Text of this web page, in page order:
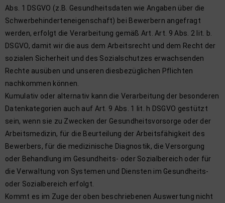
Abs. 1 DSGVO (z.B. Gesundheitsdaten wie Angaben über die
Schwerbehinderteneigenschaft) bei Bewerbern angefragt
werden, erfolgt die Verarbeitung gemäß Art. Art. 9 Abs. 2 lit. b.
DSGVO, damit wir die aus dem Arbeitsrecht und dem Recht der
sozialen Sicherheit und des Sozialschutzes erwachsenden
Rechte ausüben und unseren diesbezüglichen Pflichten
nachkommen können.
Kumulativ oder alternativ kann die Verarbeitung der besonderen
Datenkategorien auch auf Art. 9 Abs. 1 lit. h DSGVO gestützt
sein, wenn sie zu Zwecken der Gesundheitsvorsorge oder der
Arbeitsmedizin, für die Beurteilung der Arbeitsfähigkeit des
Bewerbers, für die medizinische Diagnostik, die Versorgung
oder Behandlung im Gesundheits- oder Sozialbereich oder für
die Verwaltung von Systemen und Diensten im Gesundheits-
oder Sozialbereich erfolgt.
Kommt es im Zuge der oben beschriebenen Auswertung nicht